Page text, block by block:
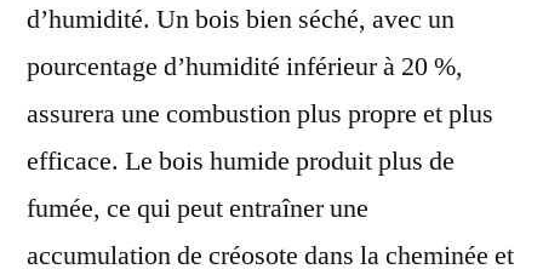
d’humidité. Un bois bien séché, avec un
pourcentage d’humidité inférieur à 20 %,
assurera une combustion plus propre et plus
efficace. Le bois humide produit plus de
fumée, ce qui peut entraîner une
accumulation de créosote dans la cheminée et